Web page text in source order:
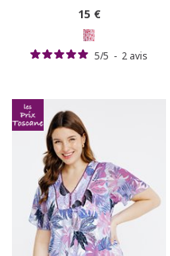
15€
5/5 - 2 avis